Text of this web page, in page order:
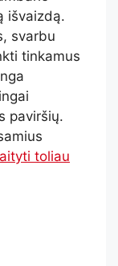
išvaizdą.
svarbu
tinkamus
paviršių.
toliau